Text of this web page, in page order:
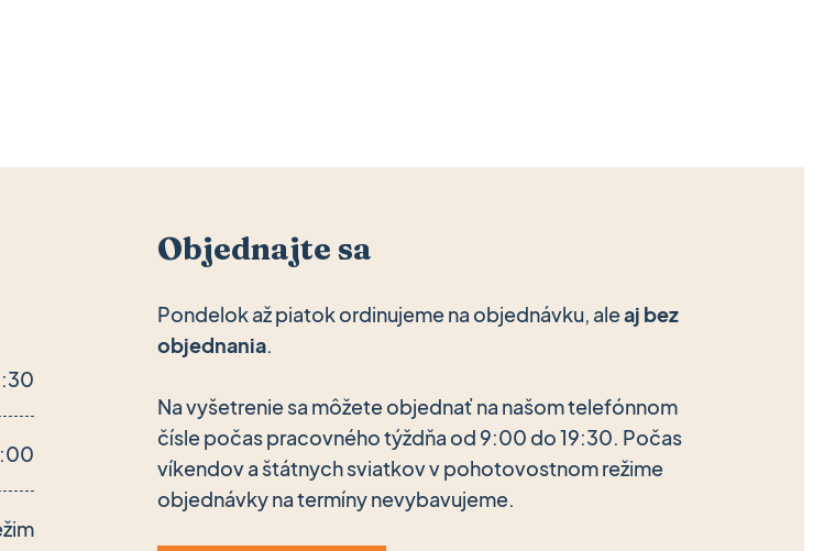
Objednajte sa
Pondelok až piatok ordinujeme na objednávku, aleaj bez
objednania.
Na vyšetrenie sa môžete objednať na našom telefónnom
čísle počas pracovného týždňa od 9:00 do 19:30. Počas
víkendov a štátnych sviatkov v pohotovostnom režime
objednávky na termíny nevybavujeme.